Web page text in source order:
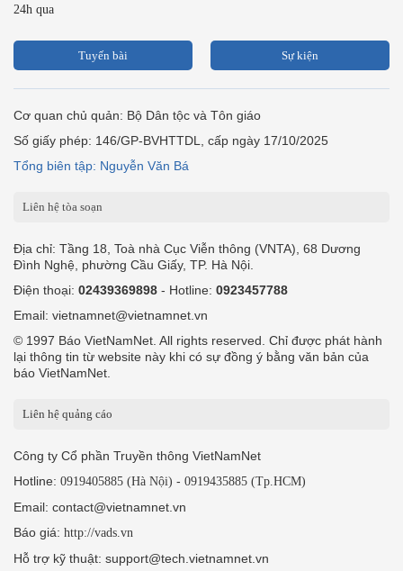
24h qua
Tuyến bài Sự kiện
Cơ quan chủ quản: Bộ Dân tộc và Tôn giáo
Số giấy phép: 146/GP-BVHTTDL, cấp ngày 17/10/2025
Tổng biên tập: Nguyễn Văn Bá
Liên hệ tòa soạn
Địa chỉ: Tầng 18, Toà nhà Cục Viễn thông (VNTA), 68 Dương
Đình Nghệ, phường Cầu Giấy, TP. Hà Nội.
Điện thoại: 02439369898 - Hotline: 0923457788
Email: vietnamnet@vietnamnet.vn
© 1997 Báo VietNamNet. All rights reserved. Chỉ được phát hành
lại thông tin từ website này khi có sự đồng ý bằng văn bản của
báo VietNamNet.
Liên hệ quảng cáo
Công ty Cổ phần Truyền thông VietNamNet
Hotline: 0919405885 (Hà Nội) - 0919435885 (Tp.HCM)
Email: contact@vietnamnet.vn
Báo giá: http://vads.vn
Hỗ trợ kỹ thuật: support@tech.vietnamnet.vn